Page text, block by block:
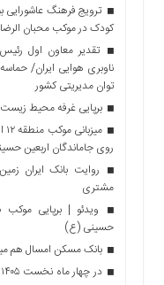
ترویج فرهنگ عاشورایی
کودک در موکب محبان
تقدیر معاون اول
ناوبری هوایی ایران/
توان مدیریتی کشور
برپایی غرفه محیط زیست
روی جاماندگان اربعین
روایت بانک ایران
مشتری
ویدئو | برپایی
حسینی (ع)
بانک مسکن امسال هم